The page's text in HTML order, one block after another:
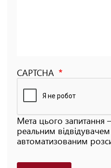
CAPTCHA
Мета цього
реальним відвідувачем
автоматизованим